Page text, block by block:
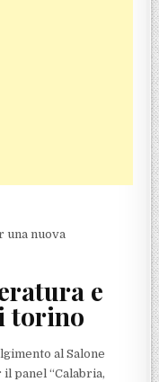
una nuova
e
torino
al Salone
panel “Calabria,